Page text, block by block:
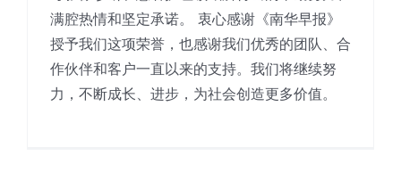
满腔热情和坚定承诺。 衷心感谢《南华早报》
授予我们这项荣誉，也感谢我们优秀的团队、合
作伙伴和客户一直以来的支持。我们将继续努
力，不断成长、进步，为社会创造更多价值。